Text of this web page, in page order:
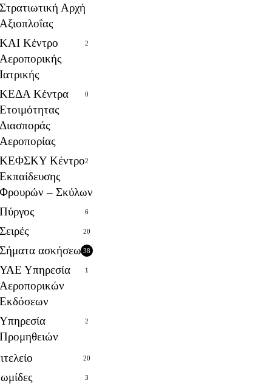
Στρατιωτική Αρχή
Αξιοπλοΐας
ΚΑΙ Κέντρο
Αεροπορικής
Ιατρικής
2
ΚΕΔΑ Κέντρα
Ετοιμότητας
Διασποράς
Αεροπορίας
0
ΚΕΦΣΚΥ Κέντρο
Εκπαίδευσης
Φρουρών – Σκύλων
2
Πύργος 6
Σειρές 20
Σήματα ασκήσεων38
ΥΑΕ Υπηρεσία
Αεροπορικών
Εκδόσεων
1
Υπηρεσία
Προμηθειών
2
20
3